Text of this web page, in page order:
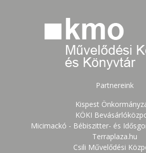
Partnereink
Kispest
KÖKI
Micimackó - Bébiszitter- és
Terraplaza.hu
Csili Művelődési